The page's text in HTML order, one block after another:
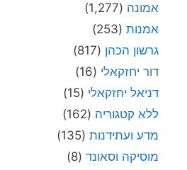
אמונה (1,277)
אמנות (253)
גרשון הכהן (817)
דור יחזקאלי (16)
דניאל יחזקאלי (15)
ללא קטגוריה (162)
מדע ועתידנות (135)
מוסיקה וסאונד (8)